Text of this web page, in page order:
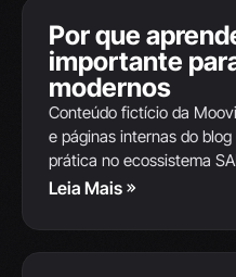
Por que
importante
modernos
Conteúdo fictício da
e páginas internas do
prática no ecossistema
Leia Mais